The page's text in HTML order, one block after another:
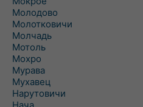
Молодово
Молотковичи
Молчадь
Мотоль
Мохро
Мурава
Мухавец
Нарутовичи